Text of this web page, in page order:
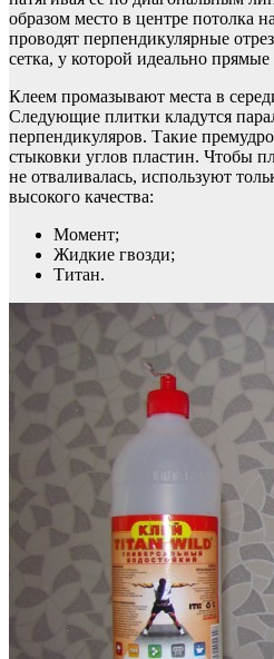
образом место в центре потолка
проводят перпендикулярные
сетка, у которой идеально прямые
Клеем промазывают места в
Следующие плитки кладутся
перпендикуляров. Такие
стыковки углов пластин. Чтобы
не отваливалась, используют
высокого качества:
Момент;
Жидкие гвозди;
Титан.